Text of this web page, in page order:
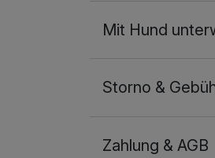
Mit Hund
Storno &
Zahlung & AGB